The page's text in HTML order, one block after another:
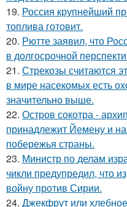
19. Россия крупнейший
топлива готовит.
20. Рютте заявил, что
в долгосрочной
21. Стрекозы считаются
в мире насекомых есть
значительно выше.
22. Остров сокотра -
принадлежит Йемену и
побережья страны.
23. Министр по делам
чикли предупредил, что
войну против Сирии.
24. Джекфрут или